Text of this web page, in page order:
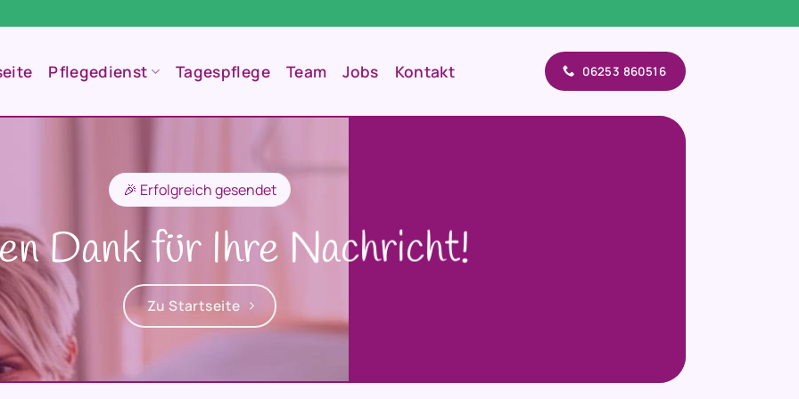
Pflegedienst Tagespflege Team Jobs Kontakt 06253 860516
🎉 Erfolgreich gesendet
Dank für Ihre Nachricht!
Zu Startseite